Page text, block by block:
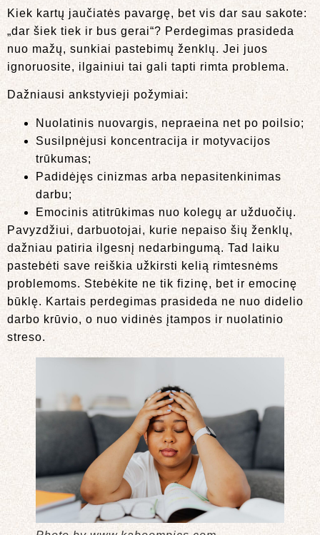
Kiek kartų jaučiatės pavargę, bet vis dar sau sakote:
„dar šiek tiek ir bus gerai“? Perdegimas prasideda
nuo mažų, sunkiai pastebimų ženklų. Jei juos
ignoruosite, ilgainiui tai gali tapti rimta problema.
Dažniausi ankstyvieji požymiai:
Nuolatinis nuovargis, nepraeina net po poilsio;
Susilpnėjusi koncentracija ir motyvacijos
trūkumas;
Padidėjęs cinizmas arba nepasitenkinimas
darbu;
Emocinis atitrūkimas nuo kolegų ar užduočių.
Pavyzdžiui, darbuotojai, kurie nepaiso šių ženklų,
dažniau patiria ilgesnį nedarbingumą. Tad laiku
pastebėti save reiškia užkirsti kelią rimtesnėms
problemoms. Stebėkite ne tik fizinę, bet ir emocinę
būklę. Kartais perdegimas prasideda ne nuo didelio
darbo krūvio, o nuo vidinės įtampos ir nuolatinio
streso.